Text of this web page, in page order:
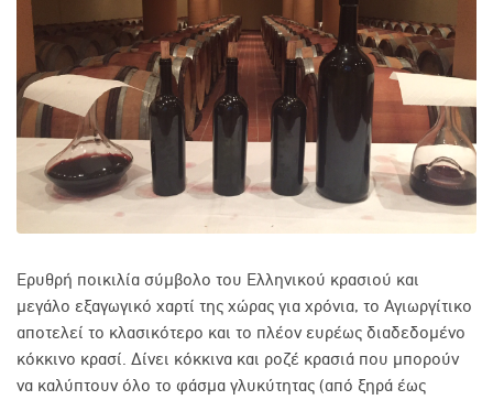
Ερυθρή ποικιλία σύμβολο του Ελληνικού κρασιού και
μεγάλο εξαγωγικό χαρτί της χώρας για χρόνια, το Αγιωργίτικο
αποτελεί το κλασικότερο και το πλέον ευρέως διαδεδομένο
κόκκινο κρασί. Δίνει κόκκινα και ροζέ κρασιά που μπορούν
να καλύπτουν όλο το φάσμα γλυκύτητας (από ξηρά έως